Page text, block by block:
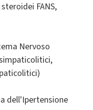
FANS,
Nervoso
dell'Ipertensione